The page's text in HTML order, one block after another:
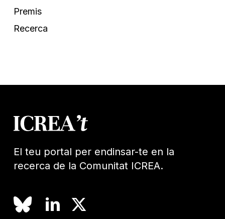
Premis
Recerca
El teu portal per endinsar-te en la
recerca de la Comunitat ICREA.